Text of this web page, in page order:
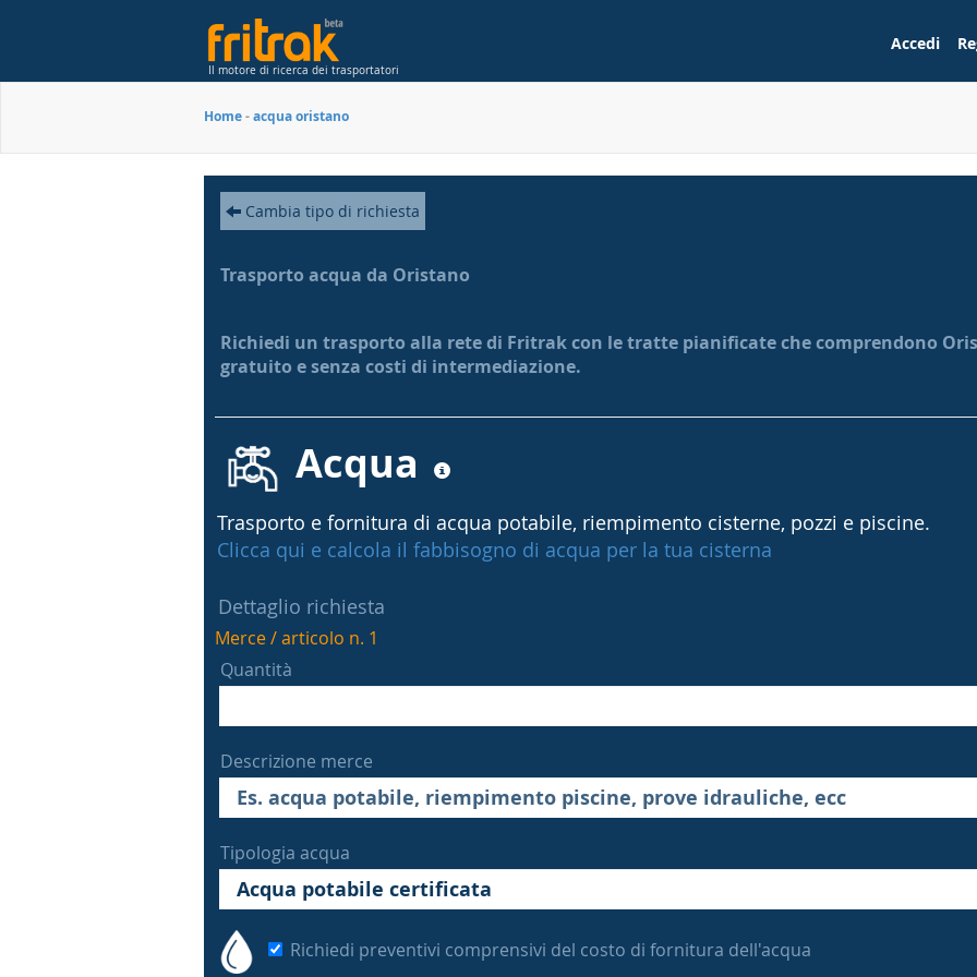
Il motore di ricerca dei trasportatori
Accedi
Home-acqua oristano
Cambia tipo di richiesta
Trasporto acqua da Oristano
Richiedi un trasporto alla rete di Fritrak con le tratte pianificate che comprendono
gratuito e senza costi di intermediazione.
Acqua
Trasporto e fornitura di acqua potabile, riempimento cisterne, pozzi e piscine.
Clicca qui e calcola il fabbisogno di acqua per la tua cisterna
Dettaglio richiesta
Merce / articolo n. 1
Quantità
Descrizione merce
Tipologia acqua
Richiedi preventivi comprensivi del costo di fornitura dell'acqua